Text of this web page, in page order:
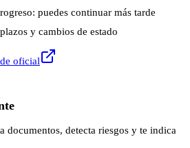
puedes continuar más tarde
y cambios de estado
oficial
documentos, detecta riesgos y te indica